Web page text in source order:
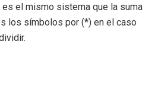
el mismo sistema que la suma
los símbolos por (*) en el caso